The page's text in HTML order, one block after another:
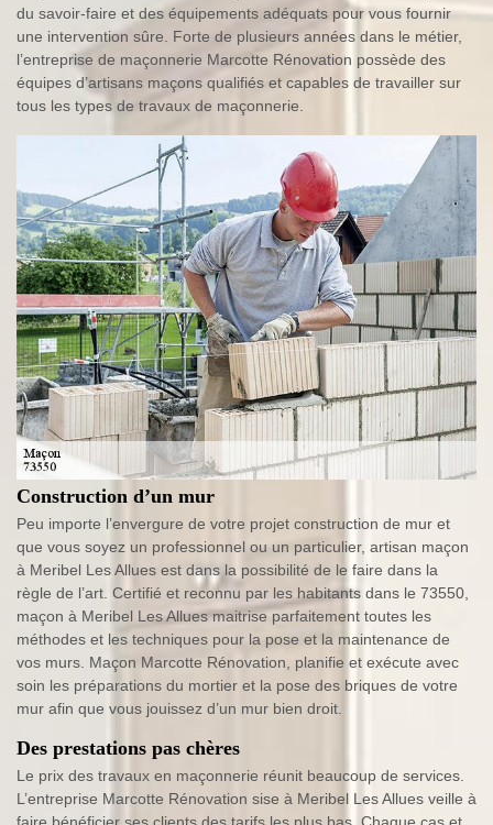
du savoir-faire et des équipements adéquats pour vous fournir
une intervention sûre. Forte de plusieurs années dans le métier,
l’entreprise de maçonnerie Marcotte Rénovation possède des
équipes d’artisans maçons qualifiés et capables de travailler sur
tous les types de travaux de maçonnerie.
Construction d’un mur
Peu importe l’envergure de votre projet construction de mur et
que vous soyez un professionnel ou un particulier, artisan maçon
à Meribel Les Allues est dans la possibilité de le faire dans la
règle de l’art. Certifié et reconnu par les habitants dans le 73550,
maçon à Meribel Les Allues maitrise parfaitement toutes les
méthodes et les techniques pour la pose et la maintenance de
vos murs. Maçon Marcotte Rénovation, planifie et exécute avec
soin les préparations du mortier et la pose des briques de votre
mur afin que vous jouissez d’un mur bien droit.
Des prestations pas chères
Le prix des travaux en maçonnerie réunit beaucoup de services.
L’entreprise Marcotte Rénovation sise à Meribel Les Allues veille à